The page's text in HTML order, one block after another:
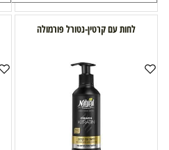
לחות עם קרטין-נטורל פורמולה